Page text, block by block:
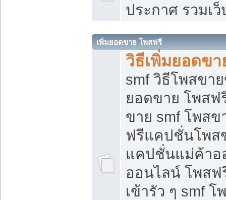
ประกาศ รวมเ
เพิ่มยอดขาย โพสฟรี
วิธีเพิ่มยอดข
smf วิธีโพสขา
ยอดขาย โพสฟ
ขาย smf โพส
ฟรีแคปชั่นโพส
แคปชั่นแม่ค้า
ออนไลน์ โพสฟ
เข้ารัว ๆ smf